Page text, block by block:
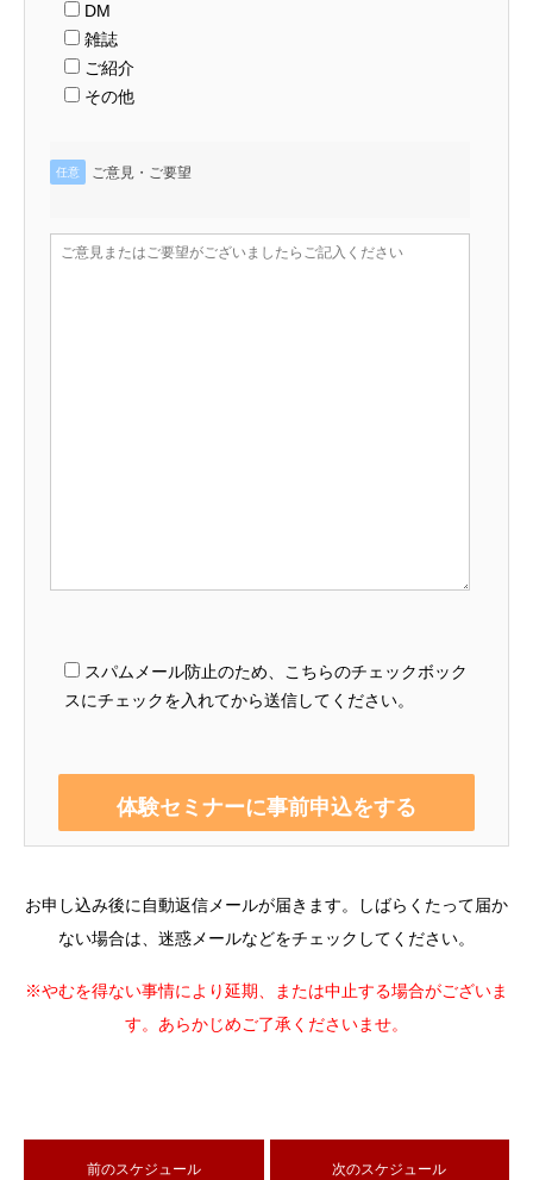
DM
雑誌
ご紹介
その他
任意 ご意見・ご要望
スパムメール防止のため、こちらのチェックボック
スにチェックを入れてから送信してください。
お申し込み後に自動返信メールが届きます。しばらくたって届か
ない場合は、迷惑メールなどをチェックしてください。
※やむを得ない事情により延期、または中止する場合がございま
す。あらかじめご了承くださいませ。
前のスケジュール 次のスケジュール